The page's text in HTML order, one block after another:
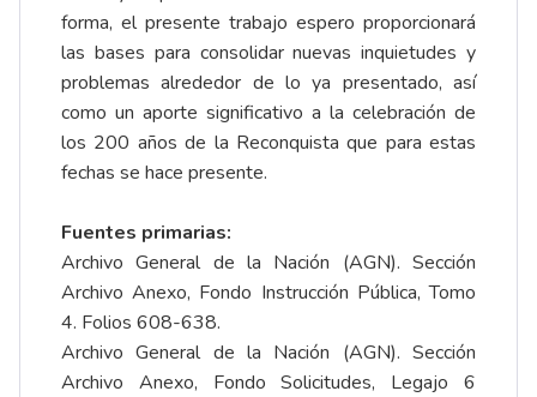
forma, el presente trabajo espero proporcionará
las bases para consolidar nuevas inquietudes y
problemas alrededor de lo ya presentado, así
como un aporte significativo a la celebración de
los 200 años de la Reconquista que para estas
fechas se hace presente.
Fuentes primarias:
Archivo General de la Nación (AGN). Sección
Archivo Anexo, Fondo Instrucción Pública, Tomo
4. Folios 608-638.
Archivo General de la Nación (AGN). Sección
Archivo Anexo, Fondo Solicitudes, Legajo 6